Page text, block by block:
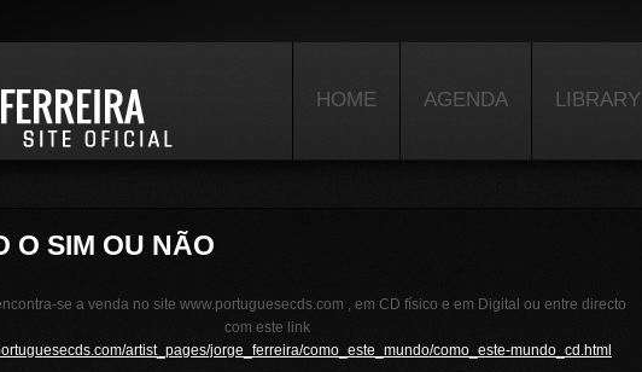
HOME AGENDA LIBRARY
O SIM OU NÃO
se a venda no site www.portuguesecds.com , em CD físico e em Digital ou entre directo
com este link
artist_pages/jorge_ferreira/como_este_mundo/como_este-mundo_cd.html